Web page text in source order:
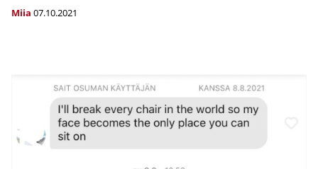
Miia 07.10.2021